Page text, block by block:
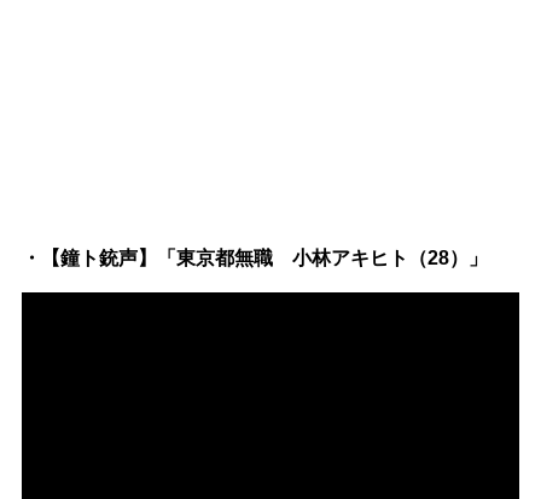
・【鐘ト銃声】「東京都無職 小林アキヒト（28）」